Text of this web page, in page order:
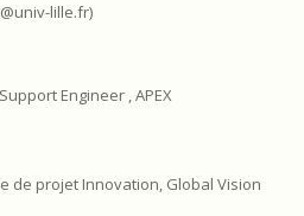
lille.fr)
Engineer , APEX
de projet Innovation, Global Vision